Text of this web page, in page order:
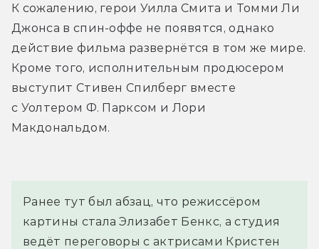
К сожалению, герои Уилла Смита и Томми Ли
Джонса в спин-оффе не появятся, однако
действие фильма развернётся в том же мире.
Кроме того, исполнительным продюсером
выступит Стивен Спилберг вместе
с Уолтером Ф. Парксом и Лори
Макдональдом.
Ранее тут был абзац, что режиссёром
картины стала Элизабет Бенкс, а студия
ведёт переговоры с актрисами Кристен